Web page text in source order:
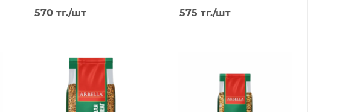
570 тг./шт 575 тг./шт